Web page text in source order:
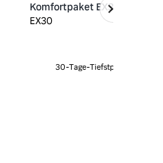
Komfortpaket EX30
EX30
30-Tage-Tiefstpreis